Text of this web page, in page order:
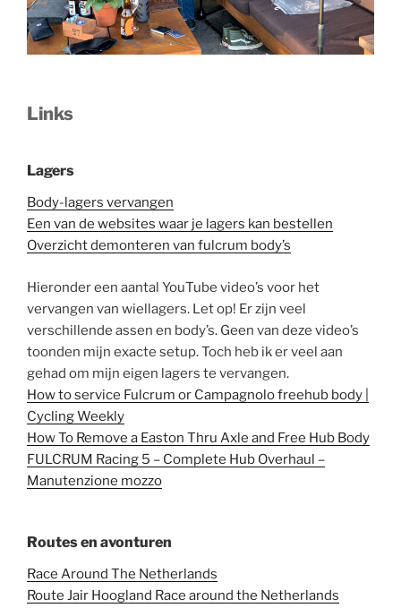
Links
Lagers
Body-lagers vervangen
Een van de websites waar je lagers kan bestellen
Overzicht demonteren van fulcrum body’s
Hieronder een aantal YouTube video’s voor het
vervangen van wiellagers. Let op! Er zijn veel
verschillende assen en body’s. Geen van deze video’s
toonden mijn exacte setup. Toch heb ik er veel aan
gehad om mijn eigen lagers te vervangen.
How to service Fulcrum or Campagnolo freehub body |
Cycling Weekly
How To Remove a Easton Thru Axle and Free Hub Body
FULCRUM Racing 5 – Complete Hub Overhaul –
Manutenzione mozzo
Routes en avonturen
Race Around The Netherlands
Route Jair Hoogland Race around the Netherlands